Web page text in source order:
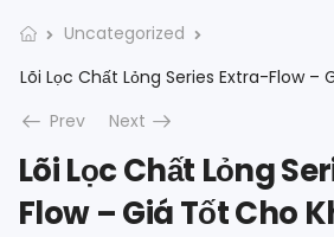
Uncategorized
Prev
Next
Lõi Lọc Chất Lỏng
Flow – Giá Tốt Cho